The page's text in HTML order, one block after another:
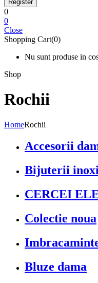
0
0
Close
Shopping Cart(0)
Nu sunt produse in
Shop
Rochii
HomeRochii
Accesorii
Bijuterii
CERCEI
Colectie noua
Bluze dama